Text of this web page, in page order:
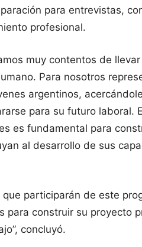
para entrevistas,
profesional.
muy contentos de
Para nosotros
argentinos,
para su futuro laboral.
es fundamental para
al desarrollo de sus
que participarán de este
para construir su proyecto
concluyó.